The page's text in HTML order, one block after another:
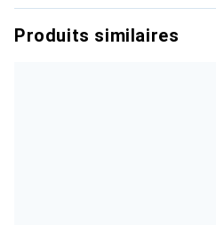
Produits similaires